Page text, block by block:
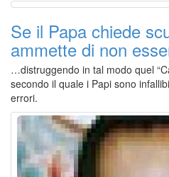
Se il Papa chiede
ammette di non
…distruggendo in tal modo quel
secondo il quale i Papi sono
errori.